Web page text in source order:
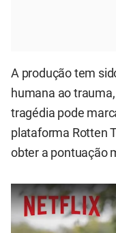
A produção tem
humana ao
tragédia pode
plataforma Rotten
obter a pontuação